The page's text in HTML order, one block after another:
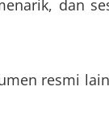
dan
resmi